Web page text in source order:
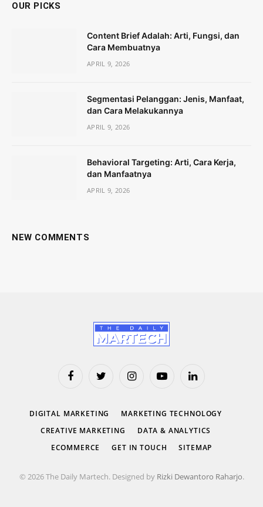
OUR PICKS
Content Brief Adalah: Arti, Fungsi, dan
Cara Membuatnya
APRIL 9, 2026
Segmentasi Pelanggan: Jenis, Manfaat,
dan Cara Melakukannya
APRIL 9, 2026
Behavioral Targeting: Arti, Cara Kerja,
dan Manfaatnya
APRIL 9, 2026
NEW COMMENTS
FacebookTwitter InstagramYouTubeLinkedIn
DIGITAL MARKETING
MARKETING TECHNOLOGY
CREATIVE MARKETING
DATA & ANALYTICS
ECOMMERCE
GET IN TOUCH SITEMAP
© 2026 The Daily Martech. Designed by Rizki Dewantoro Raharjo.